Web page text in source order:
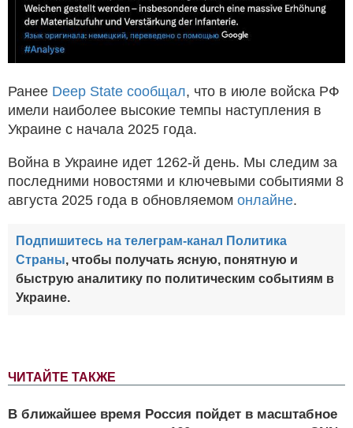
ЧИТАЙТЕ ТАКЖЕ
В ближайшее время Россия пойдет в масштабное
Ранее Deep State сообщал, что в июле войска РФ
имели наиболее высокие темпы наступления в
Украине с начала 2025 года.
Война в Украине идет 1262-й день. Мы следим за
последними новостями и ключевыми событиями 8
августа 2025 года в обновляемом онлайне.
Подпишитесь на телеграм-канал Политика
Страны, чтобы получать ясную, понятную и
быструю аналитику по политическим событиям в
Украине.